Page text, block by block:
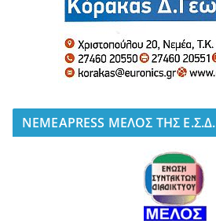
NEMEAPRESS ΜΕΛΟΣ ΤΗΣ Ε.Σ.Δ.